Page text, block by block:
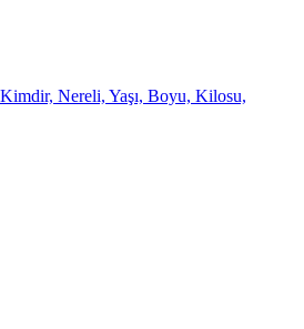
Nereli, Yaşı, Boyu, Kilosu,